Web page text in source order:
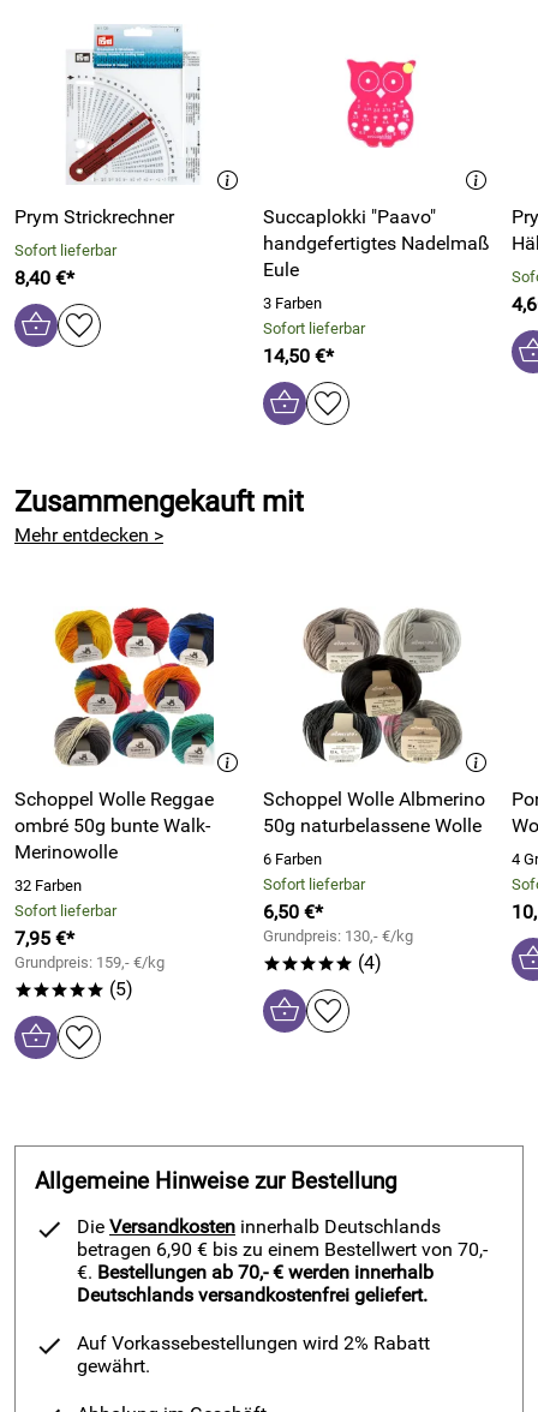
Prym Strickrechner
Sofort lieferbar
8,40 €*
Succaplokki "Paavo"
handgefertigtes Nadelmaß
Eule
3 Farben
Sofort lieferbar
14,50 €*
Zusammengekauft mit
Mehr entdecken >
Schoppel Wolle Reggae
ombré 50g bunte Walk-
Merinowolle
32 Farben
Sofort lieferbar
7,95 €*
Grundpreis: 159,- €/kg
***** (5)
Schoppel Wolle Albmerino
50g naturbelassene Wolle
6 Farben
Sofort lieferbar
6,50 €*
Grundpreis: 130,- €/kg
***** (4)
4
Allgemeine Hinweise zur Bestellung
Die Versandkosten innerhalb Deutschlands
betragen 6,90 € bis zu einem Bestellwert von 70,-
€. Bestellungen ab 70,- € werden innerhalb
Deutschlands versandkostenfrei geliefert.
Auf Vorkassebestellungen wird 2% Rabatt
gewährt.